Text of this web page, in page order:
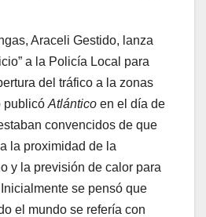
Araceli Gestido, lanza
a la Policía Local para
del tráfico a la zonas
publicó Atlántico en el día de
convencidos de que
la proximidad de la
y la previsión de calor para
se pensó que
el mundo se refería con